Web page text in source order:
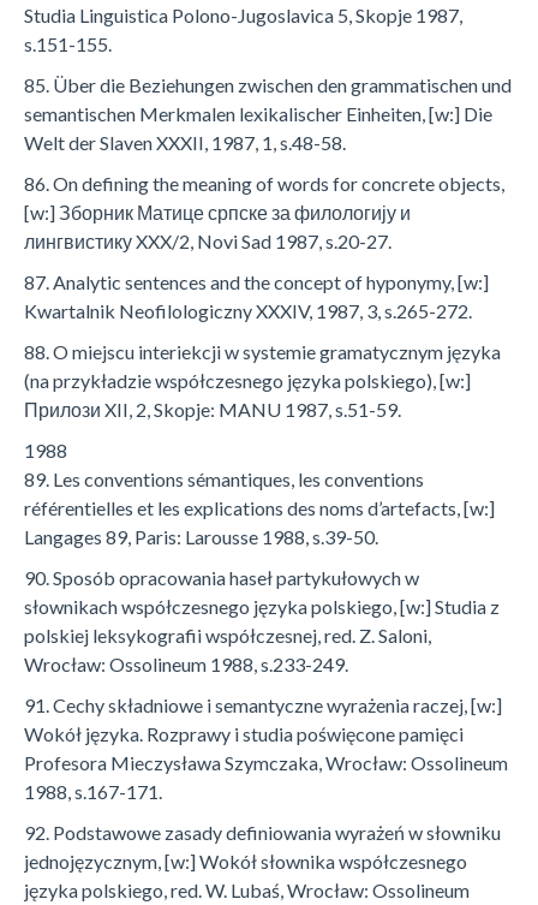
Studia Linguistica Polono-Jugoslavica 5, Skopje 1987,
s.151-155.
85. Über die Beziehungen zwischen den grammatischen und
semantischen Merkmalen lexikalischer Einheiten, [w:] Die
Welt der Slaven XXXII, 1987, 1, s.48-58.
86. On defining the meaning of words for concrete objects,
[w:] Зборник Матице српске за филологију и
лингвистику XXX/2, Novi Sad 1987, s.20-27.
87. Analytic sentences and the concept of hyponymy, [w:]
Kwartalnik Neofilologiczny XXXIV, 1987, 3, s.265-272.
88. O miejscu interiekcji w systemie gramatycznym języka
(na przykładzie współczesnego języka polskiego), [w:]
Прилози XII, 2, Skopje: MANU 1987, s.51-59.
1988
89. Les conventions sémantiques, les conventions
référentielles et les explications des noms d’artefacts, [w:]
Langages 89, Paris: Larousse 1988, s.39-50.
90. Sposób opracowania haseł partykułowych w
słownikach współczesnego języka polskiego, [w:] Studia z
polskiej leksykografii współczesnej, red. Z. Saloni,
Wrocław: Ossolineum 1988, s.233-249.
91. Cechy składniowe i semantyczne wyrażenia raczej, [w:]
Wokół języka. Rozprawy i studia poświęcone pamięci
Profesora Mieczysława Szymczaka, Wrocław: Ossolineum
1988, s.167-171.
92. Podstawowe zasady definiowania wyrażeń w słowniku
jednojęzycznym, [w:] Wokół słownika współczesnego
języka polskiego, red. W. Lubaś, Wrocław: Ossolineum